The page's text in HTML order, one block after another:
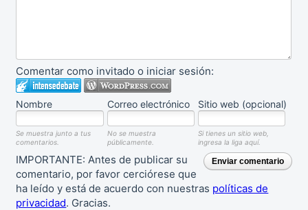
Comentar como invitado o iniciar sesión:
Nombre Correo electrónico Sitio web (opcional)
Se muestra junto a tus
comentarios.
No se muestra
públicamente.
Si tienes un sitio web,
ingresa la liga aquí.
Enviar comentario
IMPORTANTE: Antes de publicar su
comentario, por favor cerciórese que
ha leído y está de acuerdo con nuestras políticas de
privacidad. Gracias.